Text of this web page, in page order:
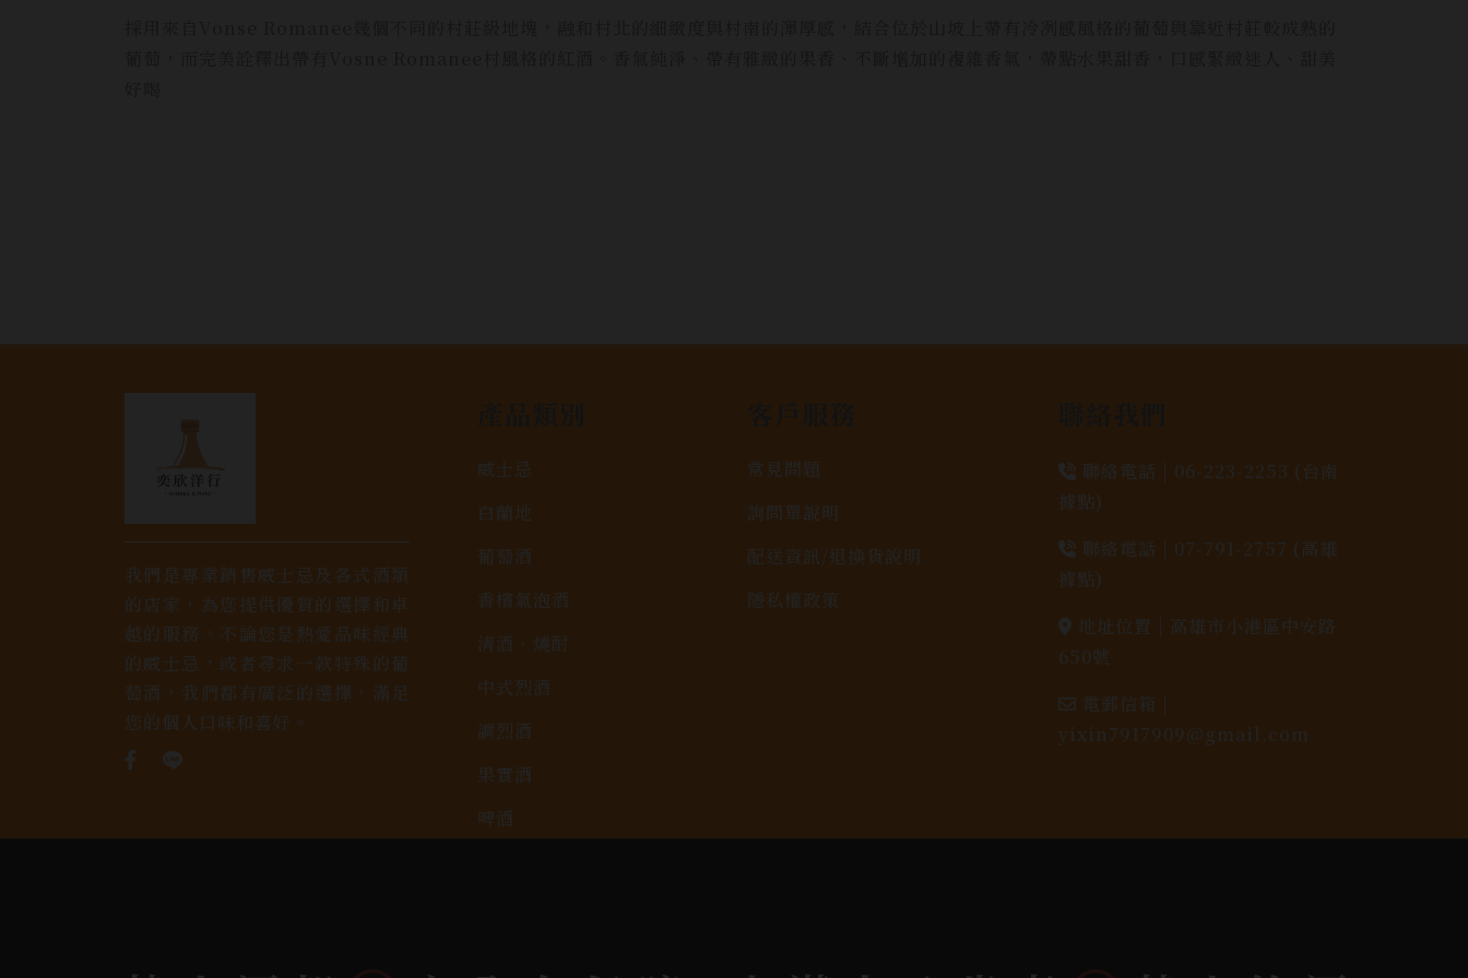
我們是專業銷售威士忌及各式酒類
的店家，為您提供優質的選擇和卓
越的服務。不論您是熱愛品味經典
的威士忌，或者尋求一款特殊的葡
萄酒，我們都有廣泛的選擇，滿足
您的個人口味和喜好。
威士忌
白蘭地
葡萄酒
香檳氣泡酒
清酒、燒酎
中式烈酒
調烈酒
果實酒
啤酒
常見問題
詢問單說明
配送資訊/退換貨說明
隱私權政策
聯絡電話 | 06-223-2253 (台南
據點)
聯絡電話 | 07-791-2757 (高雄
據點)
地址位置 | 高雄市小港區中安路
650號
電郵信箱 |
yixin7917909@gmail.com